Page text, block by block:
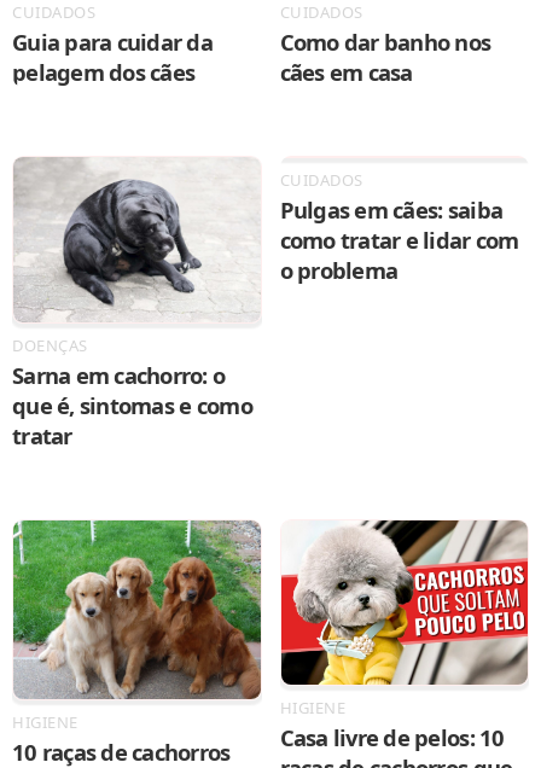
CUIDADOS
Guia para cuidar da
pelagem dos cães
CUIDADOS
Como dar banho nos
cães em casa
DOENÇAS
Sarna em cachorro: o
que é, sintomas e como
tratar
CUIDADOS
Pulgas em cães: saiba
como tratar e lidar com
o problema
HIGIENE
10 raças de cachorros
HIGIENE
Casa livre de pelos: 10